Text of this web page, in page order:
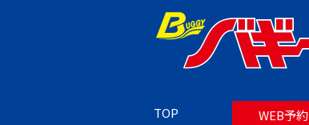
TOP WEB予約
バレたらあかん